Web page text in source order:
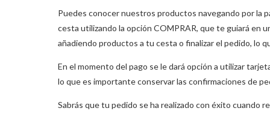
Puedes conocer nuestros productos navegando por la
cesta utilizando la opción COMPRAR, que te guiará en
añadiendo productos a tu cesta o finalizar el pedido, lo
En el momento del pago se le dará opción a utilizar
lo que es importante conservar las confirmaciones de
Sabrás que tu pedido se ha realizado con éxito cuando